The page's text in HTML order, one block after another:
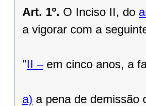
Art. 1º. O Inciso II, do
a vigorar com a
"II –em cinco anos, a
a) a pena de demissão